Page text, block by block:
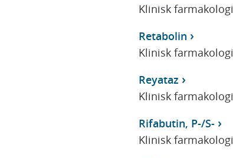
Klinisk farmakologi
Retabolin
Klinisk farmakologi
Reyataz
Klinisk farmakologi
Rifabutin, P-/S-
Klinisk farmakologi